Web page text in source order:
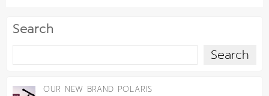
Search
Search
OUR NEW BRAND POLARIS